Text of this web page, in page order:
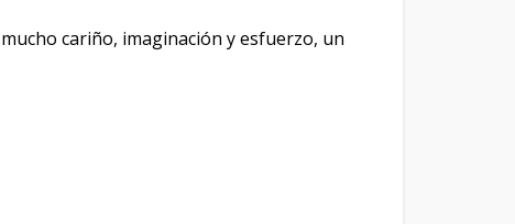
cariño, imaginación y esfuerzo, un